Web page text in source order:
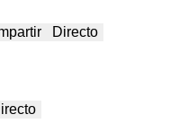
Directo